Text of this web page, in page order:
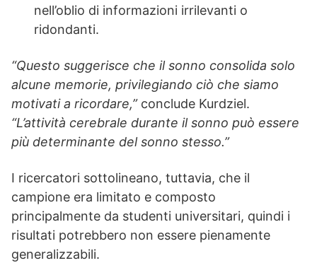
nell’oblio di informazioni irrilevanti o
ridondanti.
“Questo suggerisce che il sonno consolida solo
alcune memorie, privilegiando ciò che siamo
motivati a ricordare,”conclude Kurdziel.
“L’attività cerebrale durante il sonno può essere
più determinante del sonno stesso.”
I ricercatori sottolineano, tuttavia, che il
campione era limitato e composto
principalmente da studenti universitari, quindi i
risultati potrebbero non essere pienamente
generalizzabili.